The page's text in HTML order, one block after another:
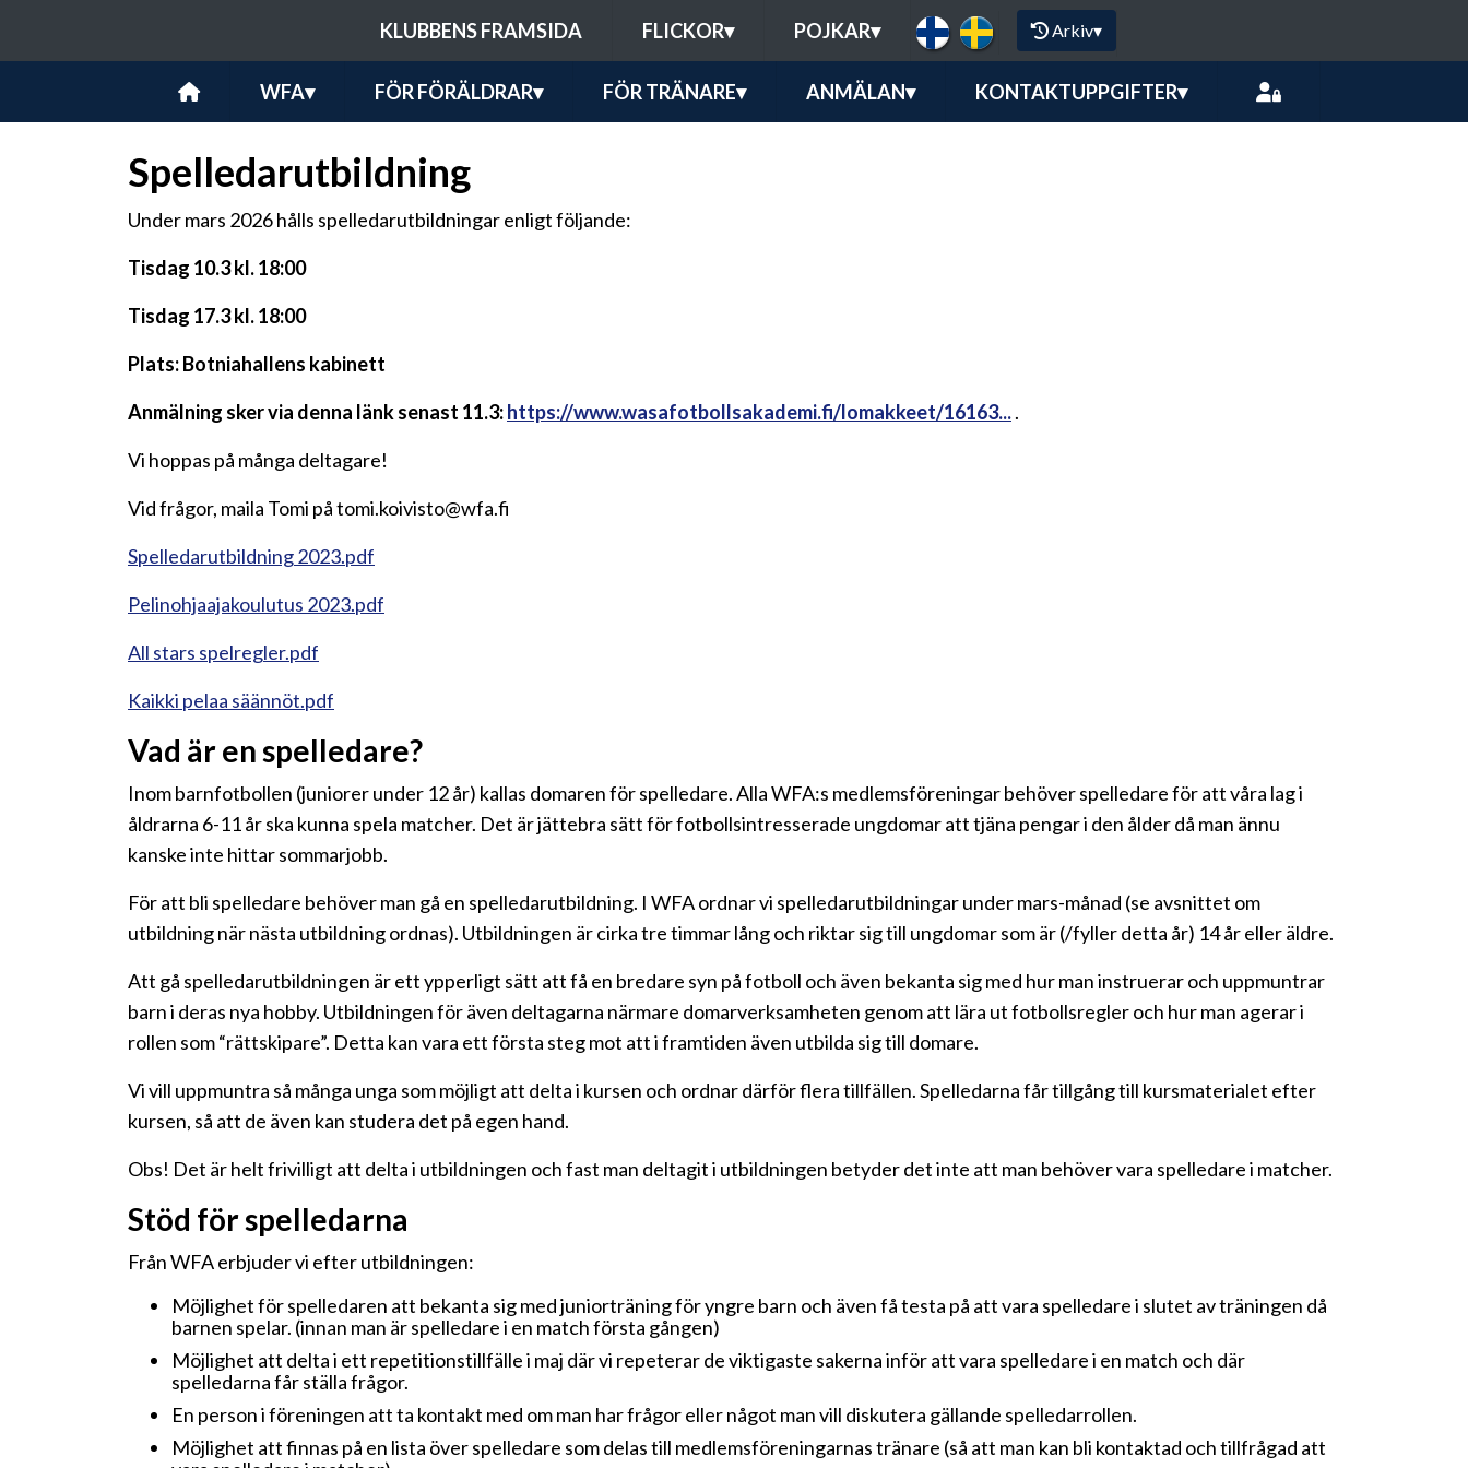
KLUBBENS FRAMSIDA FLICKOR▾ POJKAR▾ Arkiv▾
WFA▾ FÖR FÖRÄLDRAR▾ FÖR TRÄNARE▾ ANMÄLAN▾ KONTAKTUPPGIFTER▾
Spelledarutbildning
Under mars 2026 hålls spelledarutbildningar enligt följande:
Tisdag 10.3 kl. 18:00
Tisdag 17.3 kl. 18:00
Plats: Botniahallens kabinett
Anmälning sker via denna länk senast 11.3:https://www.wasafotbollsakademi.fi/lomakkeet/16163....
Vi hoppas på många deltagare!
Vid frågor, maila Tomi på tomi.koivisto@wfa.fi
Spelledarutbildning 2023.pdf
Pelinohjaajakoulutus 2023.pdf
All stars spelregler.pdf
Kaikki pelaa säännöt.pdf
Vad är en spelledare?
Inom barnfotbollen (juniorer under 12 år) kallas domaren för spelledare. Alla WFA:s medlemsföreningar behöver spelledare för att våra lag i
åldrarna 6-11 år ska kunna spela matcher. Det är jättebra sätt för fotbollsintresserade ungdomar att tjäna pengar i den ålder då man ännu
kanske inte hittar sommarjobb.
För att bli spelledare behöver man gå en spelledarutbildning. I WFA ordnar vi spelledarutbildningar under mars-månad (se avsnittet om
utbildning när nästa utbildning ordnas). Utbildningen är cirka tre timmar lång och riktar sig till ungdomar som är (/fyller detta år) 14 år eller äldre.
Att gå spelledarutbildningen är ett ypperligt sätt att få en bredare syn på fotboll och även bekanta sig med hur man instruerar och uppmuntrar
barn i deras nya hobby. Utbildningen för även deltagarna närmare domarverksamheten genom att lära ut fotbollsregler och hur man agerar i
rollen som “rättskipare”. Detta kan vara ett första steg mot att i framtiden även utbilda sig till domare.
Vi vill uppmuntra så många unga som möjligt att delta i kursen och ordnar därför flera tillfällen. Spelledarna får tillgång till kursmaterialet efter
kursen, så att de även kan studera det på egen hand.
Obs! Det är helt frivilligt att delta i utbildningen och fast man deltagit i utbildningen betyder det inte att man behöver vara spelledare i matcher.
Stöd för spelledarna
Från WFA erbjuder vi efter utbildningen:
Möjlighet för spelledaren att bekanta sig med juniorträning för yngre barn och även få testa på att vara spelledare i slutet av träningen då
barnen spelar. (innan man är spelledare i en match första gången)
Möjlighet att delta i ett repetitionstillfälle i maj där vi repeterar de viktigaste sakerna inför att vara spelledare i en match och där
spelledarna får ställa frågor.
En person i föreningen att ta kontakt med om man har frågor eller något man vill diskutera gällande spelledarrollen.
Möjlighet att finnas på en lista över spelledare som delas till medlemsföreningarnas tränare (så att man kan bli kontaktad och tillfrågad att